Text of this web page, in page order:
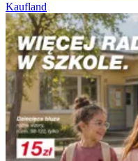
Kaufland